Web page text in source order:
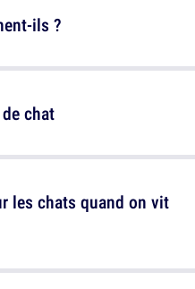
ils ?
les chats quand on vit
chat